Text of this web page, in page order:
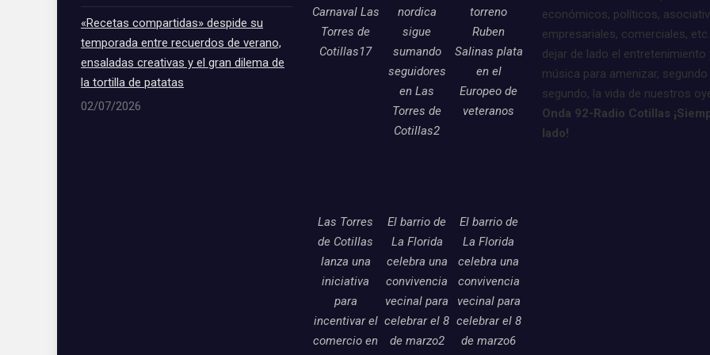
«Recetas compartidas» despide su
temporada entre recuerdos de verano,
ensaladas creativas y el gran dilema de
la tortilla de patatas
02/07/2026
Carnaval Las
Torres de
Cotillas17
nordica
sigue
sumando
seguidores
en Las
Torres de
Cotillas2
torreno
Ruben
Salinas plata
en el
Europeo de
veteranos
Las Torres
de Cotillas
lanza una
iniciativa
para
incentivar el
comercio en
El barrio de
La Florida
celebra una
convivencia
vecinal para
celebrar el 8
de marzo2
El barrio de
La Florida
celebra una
convivencia
vecinal para
celebrar el 8
de marzo6
económicos, políticos,
empresariales, comerciales,
dejar de lado el entretenimiento
música para amenizar, segundo
segundo, la vida de nuestros
Onda 92-Radio Cotillas
lado!